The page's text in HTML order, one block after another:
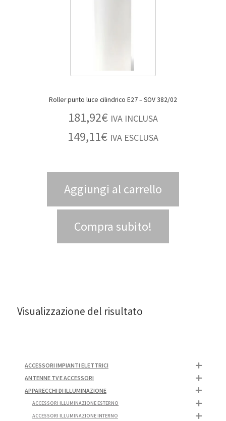
Roller punto luce cilindrico E27 – SOV 382/02
181,92€ IVA INCLUSA
149,11€ IVA ESCLUSA
Aggiungi al carrello
Compra subito!
Visualizzazione del risultato
ACCESSORI IMPIANTI ELETTRICI
ANTENNE TV E ACCESSORI
APPARECCHI DI ILLUMINAZIONE
ACCESSORI ILLUMINAZIONE ESTERNO
ACCESSORI ILLUMINAZIONE INTERNO